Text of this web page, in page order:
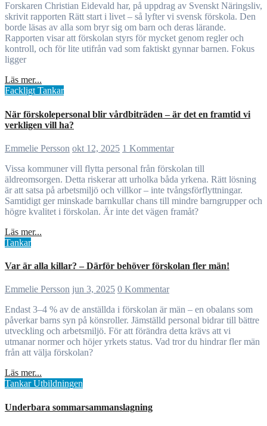
Forskaren Christian Eidevald har, på uppdrag av Svenskt Näringsliv,
skrivit rapporten Rätt start i livet – så lyfter vi svensk förskola. Den
borde läsas av alla som bryr sig om barn och deras lärande.
Rapporten visar att förskolan styrs för mycket genom regler och
kontroll, och för lite utifrån vad som faktiskt gynnar barnen. Fokus
ligger
Läs mer...
Fackligt Tankar
När förskolepersonal blir vårdbiträden – är det en framtid vi
verkligen vill ha?
Emmelie Persson okt 12, 2025 1 Kommentar
Vissa kommuner vill flytta personal från förskolan till
äldreomsorgen. Detta riskerar att urholka båda yrkena. Rätt lösning
är att satsa på arbetsmiljö och villkor – inte tvångsförflyttningar.
Samtidigt ger minskade barnkullar chans till mindre barngrupper och
högre kvalitet i förskolan. Är inte det vägen framåt?
Läs mer...
Tankar
Var är alla killar? – Därför behöver förskolan fler män!
Emmelie Persson jun 3, 2025 0 Kommentar
Endast 3–4 % av de anställda i förskolan är män – en obalans som
påverkar barns syn på könsroller. Jämställd personal bidrar till bättre
utveckling och arbetsmiljö. För att förändra detta krävs att vi
utmanar normer och höjer yrkets status. Vad tror du hindrar fler män
från att välja förskolan?
Läs mer...
TankarUtbildningen
Underbara sommarsammanslagning